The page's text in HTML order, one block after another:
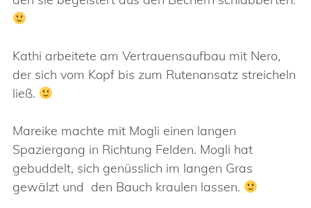
Kathi arbeitete am Vertrauensaufbau mit Nero,
der sich vom Kopf bis zum Rutenansatz streicheln
ließ.
Mareike machte mit Mogli einen langen
Spaziergang in Richtung Felden. Mogli hat
gebuddelt, sich genüsslich im langen Gras
gewälzt und den Bauch kraulen lassen.